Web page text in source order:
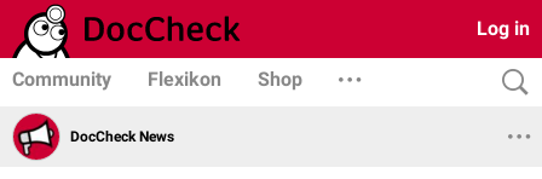
Log in
Community Flexikon Shop
DocCheck News